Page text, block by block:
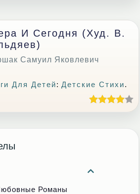
И Сегодня (худ. В.
Самуил Яковлевич
Для Детей:Детские Стихи.
Романы